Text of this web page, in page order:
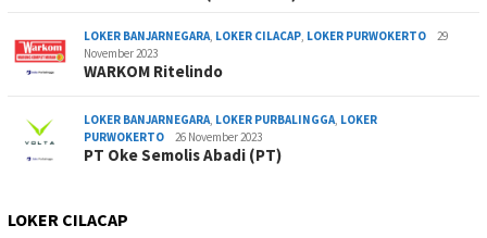
LOKER BANJARNEGARA LOKER CILACAP LOKER PURWOKERTO
29
November 2023
WARKOM Ritelindo
LOKER BANJARNEGARA LOKER PURBALINGGA LOKER
PURWOKERTO
26 November 2023
PT Oke Semolis Abadi (PT)
LOKER CILACAP